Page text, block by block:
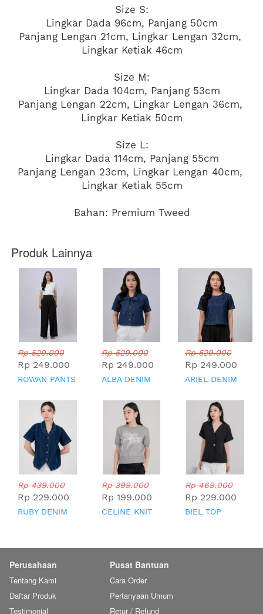
Size S:
Lingkar Dada 96cm, Panjang 50cm
Panjang Lengan 21cm, Lingkar Lengan 32cm,
Lingkar Ketiak 46cm
Size M:
Lingkar Dada 104cm, Panjang 53cm
Panjang Lengan 22cm, Lingkar Lengan 36cm,
Lingkar Ketiak 50cm
Size L:
Lingkar Dada 114cm, Panjang 55cm
Panjang Lengan 23cm, Lingkar Lengan 40cm,
Lingkar Ketiak 55cm
Bahan: Premium Tweed
Produk Lainnya
Rp 529.000
Rp 249.000
ROWAN PANTS
Rp 529.000
Rp 249.000
ALBA DENIM
Rp 529.000
Rp 249.000
ARIEL DENIM
Rp 439.000
Rp 229.000
RUBY DENIM
Rp 399.000
Rp 199.000
CELINE KNIT
Rp 469.000
Rp 229.000
BIEL TOP
Perusahaan
Tentang Kami
Daftar Produk
Testimonial
Pusat Bantuan
Cara Order
Pertanyaan Umum
Retur / Refund